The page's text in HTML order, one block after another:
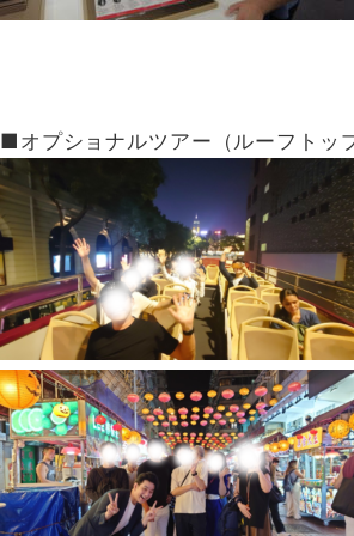
■オプショナルツアー（ルーフトッ